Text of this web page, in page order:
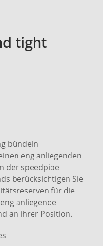
tight
bündeln
eng anliegenden
der speedpipe
berücksichtigen Sie
für die
anliegende
an ihrer Position.